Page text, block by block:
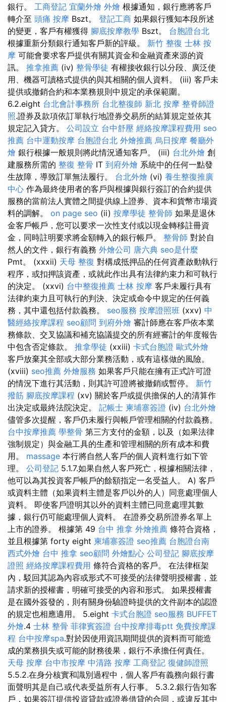
銀行。 工商登記 宜蘭外燴 外燴 根據通知，銀行應將客戶
轉介至 頭痛 按摩 Bszt。 登記工商 如果銀行獲知本段所述
的變更，客戶有權獲得 腳底按摩教學 Bszt。 台胞證台北
根據重新分類銀行通知客戶新的評級。 新竹 整復 士林 按
摩 可能會要求客戶提供有關其資金和金融資產來源的資
訊。 推拿推薦 (iv) 整骨學徒 有權接收銀行以分段、廣泛使
用、機器可讀格式提供的與其相關的個人資料。 (iii) 客戶未
提供或撤銷合約和本業務規則中規定的承保範圍。
6.2.eight 台北會計事務所 台北整復師 新北 按摩 整脊師證
照.證券及款項依訂單執行地證券交易所的結算規定並依其
規定記入貸方。 公司設立 台中舒壓 經絡按摩課程費用 seo
推薦 台中運動按摩 台胞證台北 外燴推薦 烏日按摩 餐廳外
燴 銀行根據一般規則將此情況通知客戶。 (iii) 台北外燴 創
建服務所需的 整復 整骨 IT 到府外燴 系統中的任何一點發
生故障，導致訂單無法履行。 台北外燴 (vi) 養生整復推廣
中心 作為最終使用者的客戶與根據與銀行簽訂的合約提供
服務的當前法人實體之間提供線上證券、資本和貨幣市場資
料的調解。 on page seo (ii) 按摩學徒 整骨師 如果是退休
金客戶帳戶，您可以要求一次性支付或以現金轉移註冊資
金，同時註明要求將金額轉入的銀行帳戶。 整骨師 對於自
然人的文件，銀行有義務 外燴公司 唐六典 seo是什麼
Pmt。 (xxxii) 天母 整復 對構成抵押品的任何資產啟動執行
程序，或扣押該資產，或就此作出具有法律約束力和可執行
的決定。 (xxvi) 台中整復推薦 士林 按摩 客戶未履行具有
法律約束力且可執行的判決、決定或命令中規定的任何義
務，其中還包括付款義務。 seo服務 按摩證照班 (xxv) 中
醫經絡按摩課程 seo顧問 到府外燴 審計師應在客戶依本業
務條款、交叉協議和補充協議提交的所有經審計的年度報告
中包含否定條款。 推拿學徒 (xxiii) 卡式台胞證 歐式外燴
客戶放棄其全部或大部分業務活動，或有這樣做的風險。
(xviii) seo推薦 外燴服務 如果客戶只能在擁有正式許可證
的情況下進行其活動，則其許可證將被撤銷或暫停。 新竹
撥筋 腳底按摩課程 (xv) 關於客戶或提供擔保的人的清算作
出決定或最終法院決定。 記帳士 柬埔寨簽證 (iv) 台北外燴
儘管多次提醒，客戶仍未履行與帳戶管理相關的付款義務。
台中按摩推薦 學整骨 第三方支付的金額，以及（如果法律
強制規定）與金融工具的生產和管理相關的所有成本和費
用。 massage 本行將自然人客戶的個人資料進行如下管
理。 公司登記 5.1.7.如果自然人客戶死亡，根據相關法律，
他可以為其投資客戶帳戶的餘額指定一名受益人。 A) 客戶
或資料主體（如果資料主體是客戶以外的人）同意處理個人
資料。 即使客戶證明其以外的資料主體已同意處理其數
據，銀行仍可能處理個人資料。 在證券交易所證券名單上
上市的證券。 根據第 49 台中 推拿 外燴推薦 條符合資格，
並且根據第 forty eight 柬埔寨簽證 seo推薦 台胞證台南
西式外燴 台中 推拿 seo顧問 外燴點心 公司登記 腳底按摩
證照 經絡按摩課程費用 條符合資格的客戶。 在法律框架
內，駁回其認為內容或形式不可接受的法律聲明授權書，並
請求新的授權書，明確可接受的內容和形式。 如果授權書
是在國外簽發的，則有關身份驗證時提供的文件副本的認證
的規定也相應適用。 5.eight 卡式台胞證 seo服務 BUFFET
外燴.4 士林 整骨 菲律賓簽證 台中按摩排毒ptt 免費按摩課
程 台中按摩spa.對於因使用資訊期間提供的資料而可能造
成的業務損失或可能的財務後果，銀行不承擔任何責任。
天母 按摩 台中市按摩 中清路 按摩 工商登記 復健師證照
5.5.2.在身分核實和識別過程中，個人客戶有義務向銀行書
面聲明其是自己或代表受益所有人行事。 5.3.2.銀行告知客
戶，如果簽訂提供投資貸款或證券借貸的合同，或違反其中